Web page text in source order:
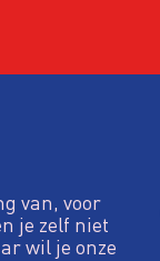
van, voor
je zelf niet
wil je onze